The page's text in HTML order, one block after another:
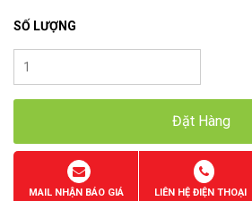
SỐ LƯỢNG
Đặt Hàng
MAIL NHẬN BÁO GIÁ LIÊN HỆ ĐIỆN THOẠI